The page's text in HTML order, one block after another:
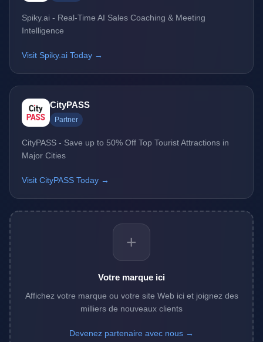
Spiky.ai - Real-Time AI Sales Coaching & Meeting
Intelligence
Visit Spiky.ai Today →
CityPASS
Partner
CityPASS - Save up to 50% Off Top Tourist Attractions in
Major Cities
Visit CityPASS Today →
+
Votre marque ici
Affichez votre marque ou votre site Web ici et joignez des
milliers de nouveaux clients
Devenez partenaire avec nous →